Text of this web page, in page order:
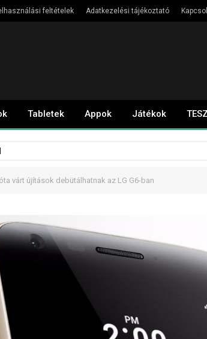
feltételek Adatkezelési tájékoztató
Tabletek Appok Játékok
várt újítások debütálhatnak az LG G6-ban